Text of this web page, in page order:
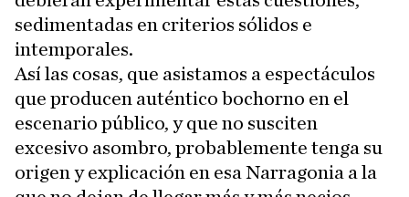
sedimentadas en criterios sólidos e
intemporales.
Así las cosas, que asistamos a espectáculos
que producen auténtico bochorno en el
escenario público, y que no susciten
excesivo asombro, probablemente tenga su
origen y explicación en esa Narragonia a la